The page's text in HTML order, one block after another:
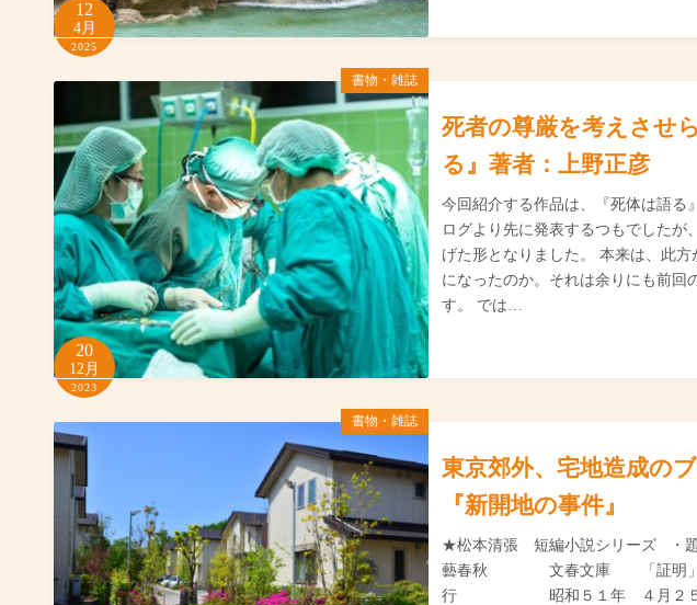
12
4月
2025
書物・雑誌
20
12月
2023
死者の尊厳を考えさせ
る』著者：上野正彦
今回紹介する作品は、『死体は語る
ログより先に発表するつもでしたが
げた形となりました。 本来は、此
になったのか。それは余りにも前回
す。 では…
書物・雑誌
東京郊外、宅地造成の
『新開地の事件』
★松本清張 短編小説シリー
藝春秋 文春文庫 「証明」内
行 昭和５１年 ４月２